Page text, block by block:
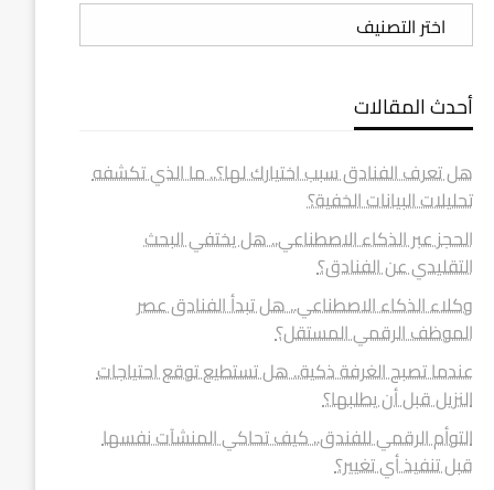
تصنيفات
أحدث المقالات
هل تعرف الفنادق سبب اختيارك لها؟.. ما الذي تكشفه
تحليلات البيانات الخفية؟
الحجز عبر الذكاء الاصطناعي.. هل يختفي البحث
التقليدي عن الفنادق؟
وكلاء الذكاء الاصطناعي.. هل تبدأ الفنادق عصر
الموظف الرقمي المستقل؟
عندما تصبح الغرفة ذكية.. هل تستطيع توقع احتياجات
النزيل قبل أن يطلبها؟
التوأم الرقمي للفندق.. كيف تحاكي المنشآت نفسها
قبل تنفيذ أي تغيير؟